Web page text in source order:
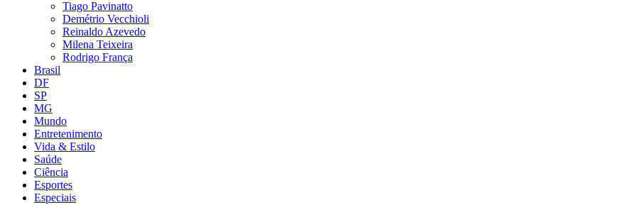
Tiago Pavinatto
Demétrio Vecchioli
Reinaldo Azevedo
Milena Teixeira
Rodrigo França
Brasil
DF
SP
MG
Mundo
Entretenimento
Vida & Estilo
Saúde
Ciência
Esportes
Especiais